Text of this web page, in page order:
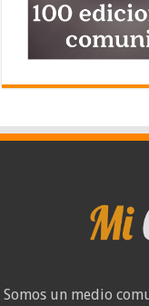
Somos un medio